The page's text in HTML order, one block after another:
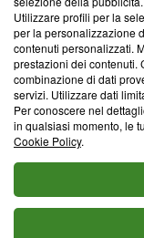
Redazione
Informativa
Cookie Policy
Blasting SA, IDI
Lugano (Svizzera)
© 2026 Blasting News
Utilizzare profili per la
per la personalizzazione
contenuti personalizzati.
prestazioni dei contenuti.
combinazione di dati
servizi. Utilizzare dati
Per conoscere nel
in qualsiasi momento, le
Cookie Policy.